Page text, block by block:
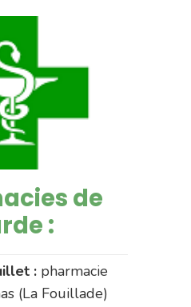
de
:
: pharmacie
(La Fouillade)